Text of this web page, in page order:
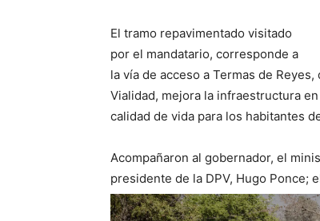
El tramo repavimentado visitado
por el mandatario, corresponde a
la vía de acceso a Termas de
Vialidad, mejora la infraestructura
calidad de vida para los habitantes
Acompañaron al gobernador, el
presidente de la DPV, Hugo Ponce;